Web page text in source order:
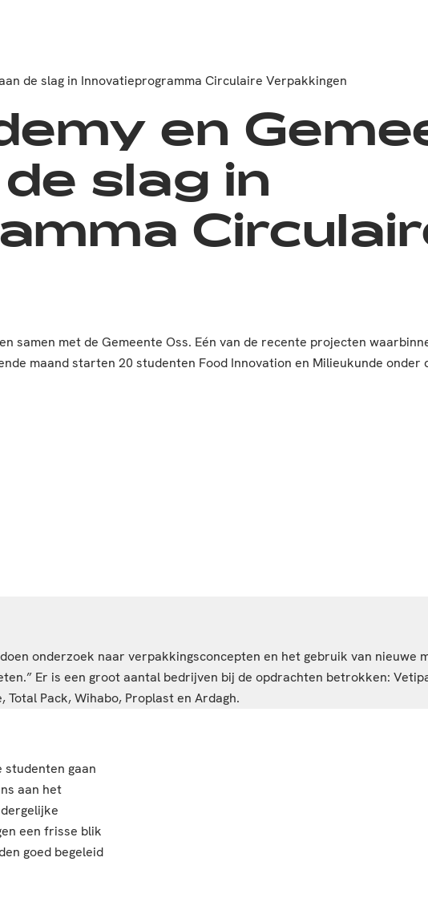
de slag in Innovatieprogramma Circulaire Verpakkingen
en
slag in
met de Gemeente Oss. Eén van de recente projecten
maand starten 20 studenten Food Innovation en Milieukunde onder
onderzoek naar verpakkingsconcepten en het gebruik van nieuwe
Er is een groot aantal bedrijven bij de opdrachten betrokken:
Pack, Wihabo, Proplast en Ardagh.
studenten gaan
aan het
een frisse blik
goed begeleid